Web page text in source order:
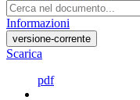
Informazioni
versione-corrente
Scarica
pdf